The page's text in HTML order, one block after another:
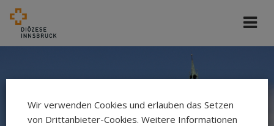
Wir verwenden Cookies und erlauben das Setzen
von Drittanbieter-Cookies. Weitere Informationen